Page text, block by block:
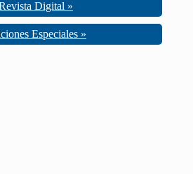
Digital »
Especiales »